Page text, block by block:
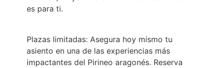
es para ti.
Plazas limitadas: Asegura hoy mismo tu
asiento en una de las experiencias más
impactantes del Pirineo aragonés. Reserva